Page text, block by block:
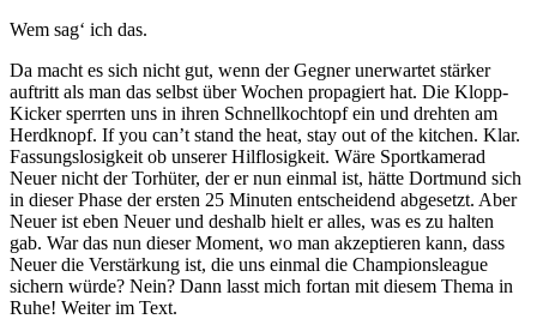
Wem sag‘ ich das.
Da macht es sich nicht gut, wenn der Gegner unerwartet stärker
auftritt als man das selbst über Wochen propagiert hat. Die Klopp-
Kicker sperrten uns in ihren Schnellkochtopf ein und drehten am
Herdknopf. If you can’t stand the heat, stay out of the kitchen. Klar.
Fassungslosigkeit ob unserer Hilflosigkeit. Wäre Sportkamerad
Neuer nicht der Torhüter, der er nun einmal ist, hätte Dortmund sich
in dieser Phase der ersten 25 Minuten entscheidend abgesetzt. Aber
Neuer ist eben Neuer und deshalb hielt er alles, was es zu halten
gab. War das nun dieser Moment, wo man akzeptieren kann, dass
Neuer die Verstärkung ist, die uns einmal die Championsleague
sichern würde? Nein? Dann lasst mich fortan mit diesem Thema in
Ruhe! Weiter im Text.